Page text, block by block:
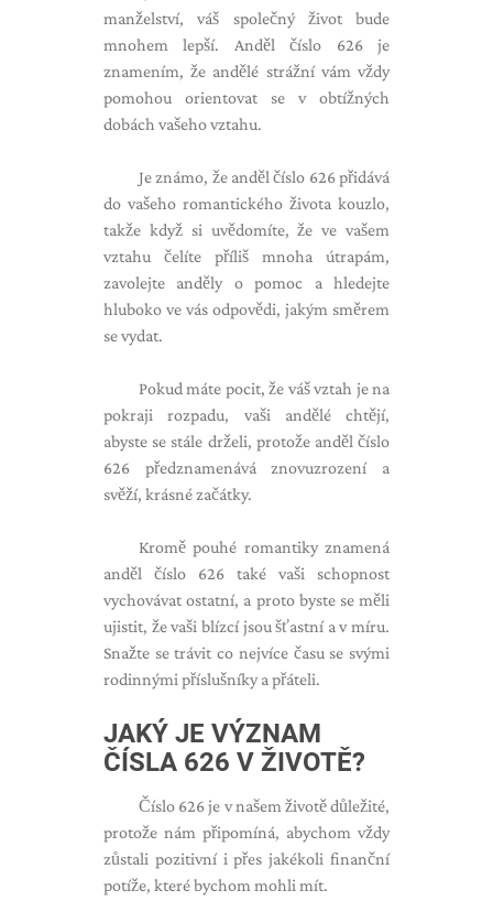
manželství, váš společný život bude
mnohem lepší. Anděl číslo 626 je
znamením, že andělé strážní vám vždy
pomohou orientovat se v obtížných
dobách vašeho vztahu.
Je známo, že anděl číslo 626 přidává
do vašeho romantického života kouzlo,
takže když si uvědomíte, že ve vašem
vztahu čelíte příliš mnoha útrapám,
zavolejte anděly o pomoc a hledejte
hluboko ve vás odpovědi, jakým směrem
se vydat.
Pokud máte pocit, že váš vztah je na
pokraji rozpadu, vaši andělé chtějí,
abyste se stále drželi, protože anděl číslo
626 předznamenává znovuzrození a
svěží, krásné začátky.
Kromě pouhé romantiky znamená
anděl číslo 626 také vaši schopnost
vychovávat ostatní, a proto byste se měli
ujistit, že vaši blízcí jsou šťastní a v míru.
Snažte se trávit co nejvíce času se svými
rodinnými příslušníky a přáteli.
JAKÝ JE VÝZNAM
ČÍSLA 626 V ŽIVOTĚ?
Číslo 626 je v našem životě důležité,
protože nám připomíná, abychom vždy
zůstali pozitivní i přes jakékoli finanční
potíže, které bychom mohli mít.